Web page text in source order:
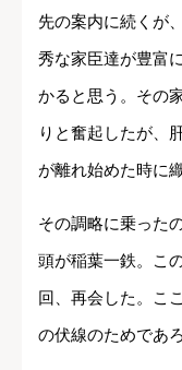
先の案内に続くが
秀な家臣達が豊富
かると思う。その
りと奮起したが、
が離れ始めた時に
その調略に乗った
頭が稲葉一鉄。こ
回、再会した。こ
の伏線のためであろ